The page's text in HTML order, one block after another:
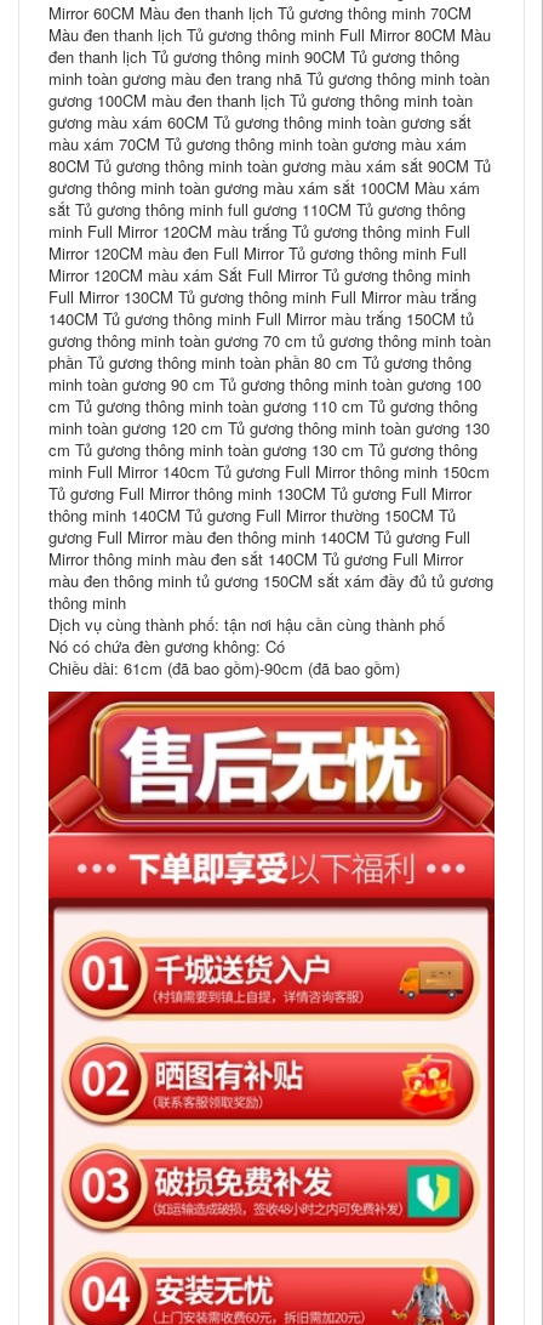
Mirror 60CM Màu đen thanh lịch Tủ gương thông minh 70CM
Màu đen thanh lịch Tủ gương thông minh Full Mirror 80CM Màu
đen thanh lịch Tủ gương thông minh 90CM Tủ gương thông
minh toàn gương màu đen trang nhã Tủ gương thông minh toàn
gương 100CM màu đen thanh lịch Tủ gương thông minh toàn
gương màu xám 60CM Tủ gương thông minh toàn gương sắt
màu xám 70CM Tủ gương thông minh toàn gương màu xám
80CM Tủ gương thông minh toàn gương màu xám sắt 90CM Tủ
gương thông minh toàn gương màu xám sắt 100CM Màu xám
sắt Tủ gương thông minh full gương 110CM Tủ gương thông
minh Full Mirror 120CM màu trắng Tủ gương thông minh Full
Mirror 120CM màu đen Full Mirror Tủ gương thông minh Full
Mirror 120CM màu xám Sắt Full Mirror Tủ gương thông minh
Full Mirror 130CM Tủ gương thông minh Full Mirror màu trắng
140CM Tủ gương thông minh Full Mirror màu trắng 150CM tủ
gương thông minh toàn gương 70 cm tủ gương thông minh toàn
phần Tủ gương thông minh toàn phần 80 cm Tủ gương thông
minh toàn gương 90 cm Tủ gương thông minh toàn gương 100
cm Tủ gương thông minh toàn gương 110 cm Tủ gương thông
minh toàn gương 120 cm Tủ gương thông minh toàn gương 130
cm Tủ gương thông minh toàn gương 130 cm Tủ gương thông
minh Full Mirror 140cm Tủ gương Full Mirror thông minh 150cm
Tủ gương Full Mirror thông minh 130CM Tủ gương Full Mirror
thông minh 140CM Tủ gương Full Mirror thường 150CM Tủ
gương Full Mirror màu đen thông minh 140CM Tủ gương Full
Mirror thông minh màu đen sắt 140CM Tủ gương Full Mirror
màu đen thông minh tủ gương 150CM sắt xám đầy đủ tủ gương
thông minh
Dịch vụ cùng thành phố: tận nơi hậu cần cùng thành phố
Nó có chứa đèn gương không: Có
Chiều dài: 61cm (đã bao gồm)-90cm (đã bao gồm)